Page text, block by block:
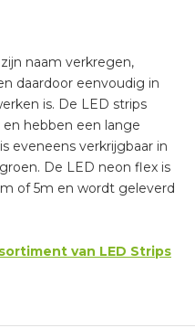
naam verkregen,
daardoor eenvoudig in
is. De LED strips
hebben een lange
eveneens verkrijgbaar in
De LED neon flex is
of 5m en wordt geleverd
van LED Strips